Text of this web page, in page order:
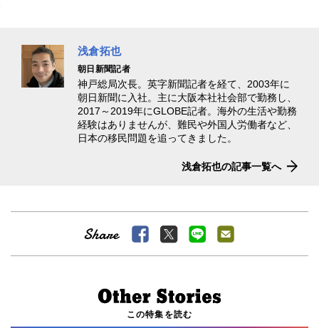
浅倉拓也
朝日新聞記者
神戸総局次長。英字新聞記者を経て、2003年に
朝日新聞に入社。主に大阪本社社会部で勤務し、
2017～2019年にGLOBE記者。海外の生活や勤務
経験はありませんが、難民や外国人労働者など、
日本の移民問題を追ってきました。
浅倉拓也の記事一覧へ
この特集を読む